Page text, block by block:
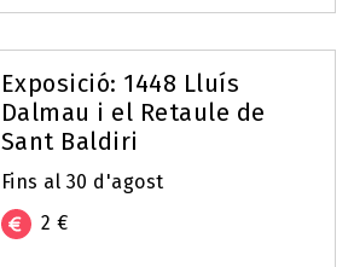
Exposició: 1448 Lluís
Dalmau i el Retaule de
Sant Baldiri
Fins al 30 d'agost
2 €